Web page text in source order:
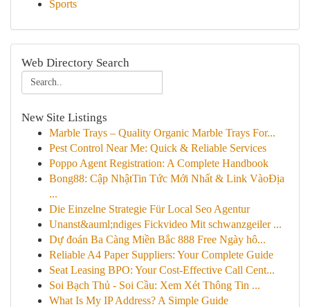
Sports
Web Directory Search
New Site Listings
Marble Trays – Quality Organic Marble Trays For...
Pest Control Near Me: Quick & Reliable Services
Poppo Agent Registration: A Complete Handbook
Bong88: Cập NhậtTin Tức Mới Nhất & Link VàoĐịa
...
Die Einzelne Strategie Für Local Seo Agentur
Unanst&auml;ndiges Fickvideo Mit schwanzgeiler ...
Dự đoán Ba Càng Miền Bắc 888 Free Ngày hô...
Reliable A4 Paper Suppliers: Your Complete Guide
Seat Leasing BPO: Your Cost-Effective Call Cent...
Soi Bạch Thủ - Soi Cầu: Xem Xét Thông Tin ...
What Is My IP Address? A Simple Guide